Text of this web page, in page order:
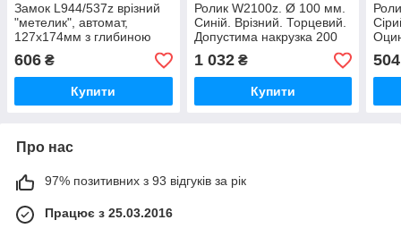
Замок L944/537z врізний
"метелик", автомат,
127х174мм з глибиною
15,5 мм. Штамп під
профіль. 1,2 мм Сталь
606 ₴
Купити
Ролик W2100z. Ø 100 мм.
Синій. Врізний. Торцевий.
Допустима накрузка 200
кг. Покриття - цинк.
1 032₴
Купити
під
504
Про нас
97% позитивних з 93 відгуків за рік
Працює з 25.03.2016